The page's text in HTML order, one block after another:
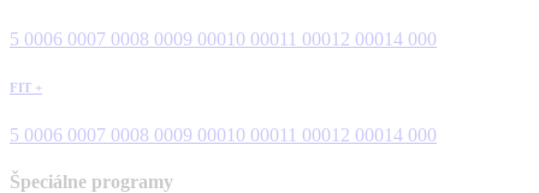
5 0006 0007 0008 0009 00010 00011 00012 00014 000
FIT +
5 0006 0007 0008 0009 00010 00011 00012 00014 000
Špeciálne programy